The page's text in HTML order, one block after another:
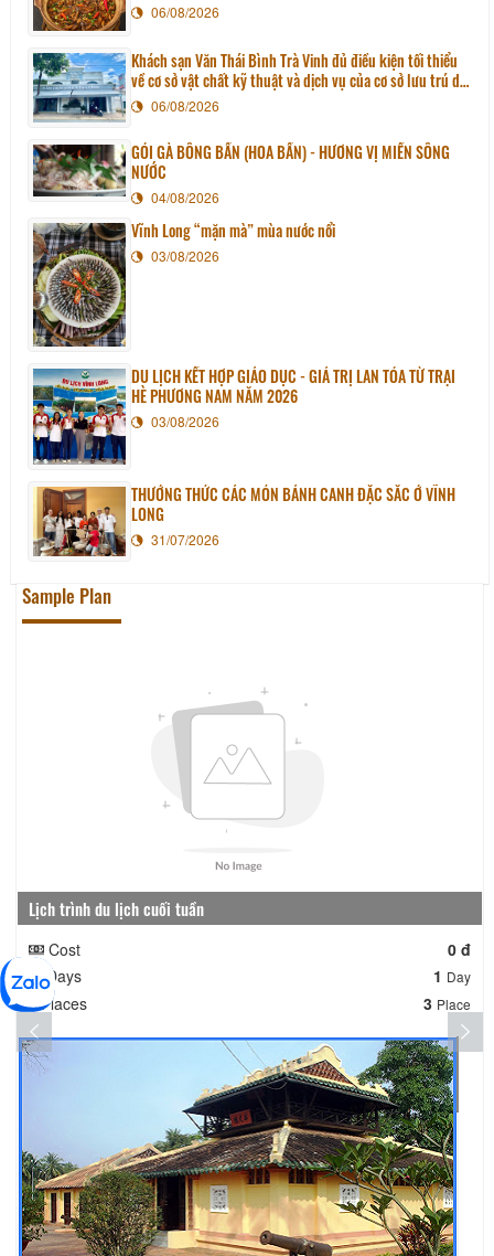
06/08/2026
Khách sạn Văn Thái Bình Trà Vinh đủ điều kiện tối thiểu
về cơ sở vật chất kỹ thuật và dịch vụ của cơ sở lưu trú du
lịch06/08/2026
GỎI GÀ BÔNG BẦN (HOA BẦN) - HƯƠNG VỊ MIỀN SÔNG
NƯỚC
04/08/2026
Vĩnh Long “mặn mà” mùa nước nổi
03/08/2026
DU LỊCH KẾT HỢP GIÁO DỤC - GIÁ TRỊ LAN TỎA TỪ TRẠI
HÈ PHƯƠNG NAM NĂM 2026
03/08/2026
THƯỞNG THỨC CÁC MÓN BÁNH CANH ĐẶC SẮC Ở VĨNH
LONG
31/07/2026
Sample Plan
Lịch trình du lịch cuối tuần
Cost
0 đ
Days
1 Day
Places 3 Place